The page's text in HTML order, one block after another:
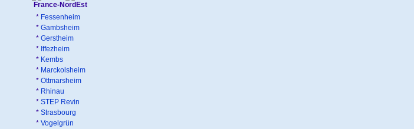
France-NordEst
* Fessenheim
* Gambsheim
* Gerstheim
* Iffezheim
* Kembs
* Marckolsheim
* Ottmarsheim
* Rhinau
* STEP Revin
* Strasbourg
* Vogelgrün